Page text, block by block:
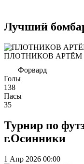
Лучший
ПЛОТНИКОВ АРТЁМ
Форвард
Голы
138
Пасы
35
Турнир по
г.Осинники
1 Апр 2026 00:00